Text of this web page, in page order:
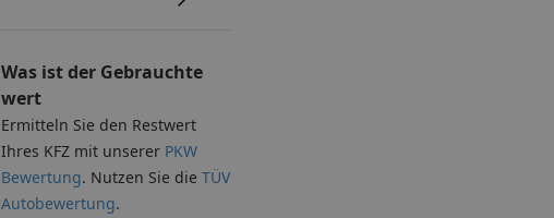
Was ist der Gebrauchte
wert
Ermitteln Sie den Restwert
Ihres KFZ mit unserer PKW
Bewertung. Nutzen Sie dieTÜV
Autobewertung.